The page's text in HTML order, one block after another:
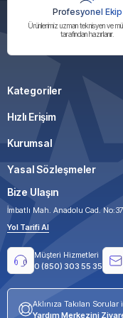
Profesyonel Ekip
Ürünlerimiz uzman teknisyen ve
tarafından hazırlanır.
Kategoriler
Hızlı Erişim
Kurumsal
Yasal Sözleşmeler
Bize Ulaşın
İmbatlı Mah. Anadolu Cad.
Yol Tarifi Al
Müşteri Hizmetleri
0 (850) 303 55 35
Aklınıza Takılan Sorular
Yardım Merkezini